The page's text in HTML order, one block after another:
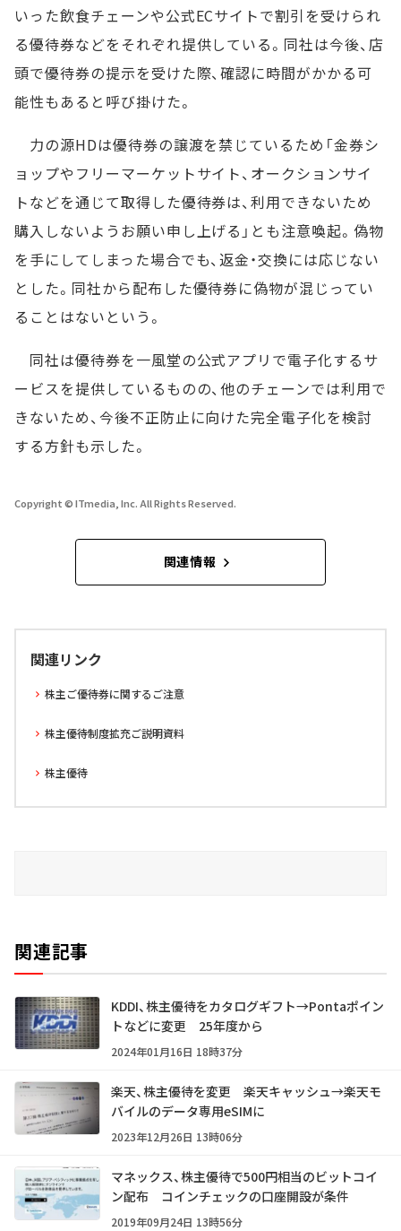
いった飲食チェーンや公式ECサイトで割引を受けられ
る優待券などをそれぞれ提供している。同社は今後、店
頭で優待券の提示を受けた際、確認に時間がかかる可
能性もあると呼び掛けた。
力の源HDは優待券の譲渡を禁じているため「金券シ
ョップやフリーマーケットサイト、オークションサイ
トなどを通じて取得した優待券は、利用できないため
購入しないようお願い申し上げる」とも注意喚起。偽物
を手にしてしまった場合でも、返金・交換には応じない
とした。同社から配布した優待券に偽物が混じってい
ることはないという。
同社は優待券を一風堂の公式アプリで電子化するサ
ービスを提供しているものの、他のチェーンでは利用で
きないため、今後不正防止に向けた完全電子化を検討
する方針も示した。
Copyright © ITmedia, Inc. All Rights Reserved.
関連情報
関連リンク
株主ご優待券に関するご注意
株主優待制度拡充ご説明資料
株主優待
関連記事
KDDI、株主優待をカタログギフト→Pontaポイン
トなどに変更 25年度から
2024年01月16日 18時37分
楽天、株主優待を変更 楽天キャッシュ→楽天モ
バイルのデータ専用eSIMに
2023年12月26日 13時06分
マネックス、株主優待で500円相当のビットコイ
ン配布 コインチェックの口座開設が条件
2019年09月24日 13時56分